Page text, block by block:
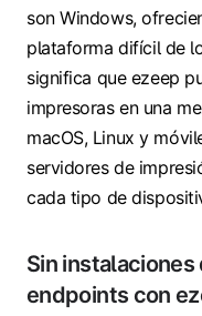
son Windows,
plataforma difícil de
significa que ezeep
impresoras en una
macOS, Linux y
servidores de
cada tipo de
Sin
endpoints con